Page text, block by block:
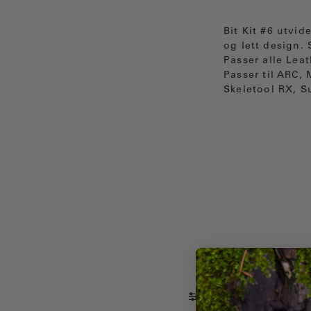
Bit Kit #6
og lett design.
Passer alle
Passer til ARC,
Skeletool RX,
Filter